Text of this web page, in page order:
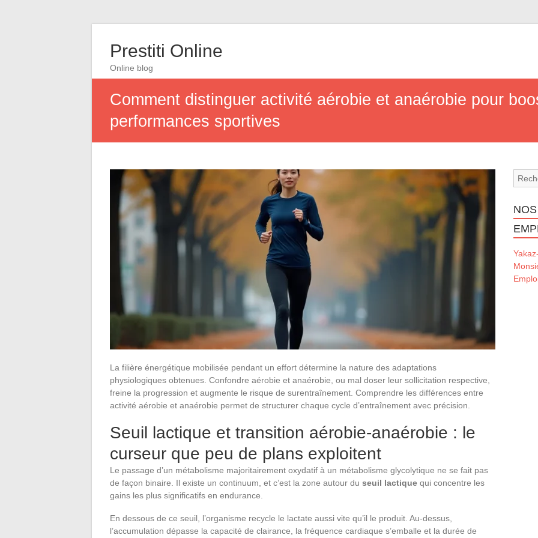
Prestiti Online
Online blog
Comment distinguer activité aérobie et anaérobie pour
performances sportives
La filière énergétique mobilisée pendant un effort détermine la nature des adaptations
physiologiques obtenues. Confondre aérobie et anaérobie, ou mal doser leur sollicitation respective,
freine la progression et augmente le risque de surentraînement. Comprendre les différences entre
activité aérobie et anaérobie permet de structurer chaque cycle d’entraînement avec précision.
Seuil lactique et transition aérobie-anaérobie : le
curseur que peu de plans exploitent
Le passage d’un métabolisme majoritairement oxydatif à un métabolisme glycolytique ne se fait pas
de façon binaire. Il existe un continuum, et c’est la zone autour du seuil lactique qui concentre les
gains les plus significatifs en endurance.
En dessous de ce seuil, l’organisme recycle le lactate aussi vite qu’il le produit. Au-dessus,
l’accumulation dépasse la capacité de clairance, la fréquence cardiaque s’emballe et la durée de